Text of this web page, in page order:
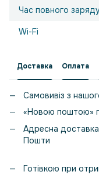
Час повного
Wi-Fi
Доставка Оплата
Самовивіз з
«Новою поштою»
Адресна
Пошти
Готівкою при